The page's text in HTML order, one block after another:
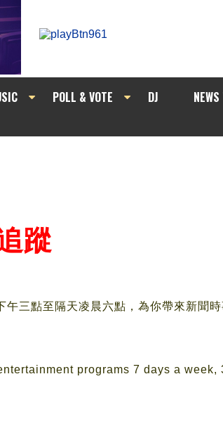
POLL & VOTE DJ
蹤
三點至隔天凌晨六點，為你帶來新聞時
programs 7 days a week,